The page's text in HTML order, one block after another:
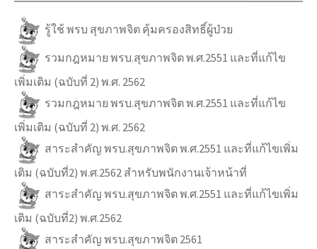
รู้ใช้ พรบ สุขภาพจิต คุ้มครองสิทธิ์ผู้ป่วย
รวมกฎหมาย พรบ.สุขภาพจิต พ.ศ.2551 และที่แก้ไข
เพิ่มเติม (ฉบับที่ 2) พ.ศ. 2562
รวมกฎหมาย พรบ.สุขภาพจิต พ.ศ.2551 และที่แก้ไข
เพิ่มเติม (ฉบับที่ 2) พ.ศ. 2562
สาระสำคัญ พรบ.สุขภาพจิต พ.ศ.2551 และที่แก้ไขเพิ่ม
เติม (ฉบับที่2) พ.ศ.2562 สำหรับพนักงานเจ้าหน้าที่
สาระสำคัญ พรบ.สุขภาพจิต พ.ศ.2551 และที่แก้ไขเพิ่ม
เติม (ฉบับที่2) พ.ศ.2562
สาระสำคัญ พรบ.สุขภาพจิต 2561